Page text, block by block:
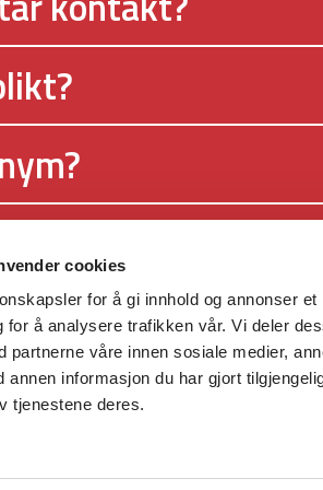
cookies
for å gi innhold og annonser
for å analysere trafikken vår. Vi deler
partnerne våre innen sosiale medier,
annen informasjon du har gjort
tjenestene deres.
i Kristiansand
familiedepartementet.